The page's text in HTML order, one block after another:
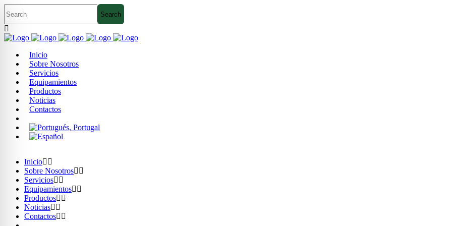
Inicio
Sobre Nosotros
Servicios
Equipamientos
Productos
Noticias
Contactos
Inicio
Sobre Nosotros
Servicios
Equipamientos
Productos
Noticias
Contactos